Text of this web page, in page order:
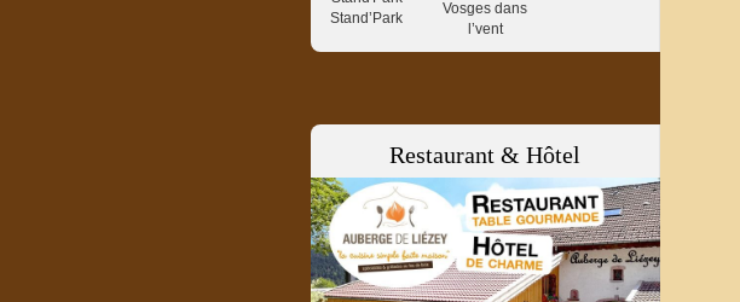
Stand’Park
Vosges dans
l’vent
Restaurant & Hôtel